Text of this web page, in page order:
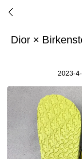
Dior ×
2023-